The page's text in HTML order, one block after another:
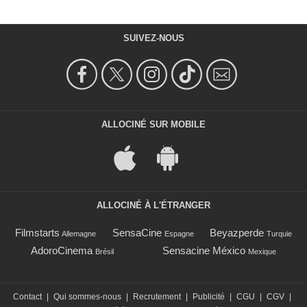
SUIVEZ-NOUS
ALLOCINÉ SUR MOBILE
ALLOCINÉ À L'ÉTRANGER
Filmstarts Allemagne SensaCine Espagne Beyazperde Turquie
AdoroCinema Brésil Sensacine México Mexique
Contact | Qui sommes-nous | Recrutement | Publicité | CGU | CGV |